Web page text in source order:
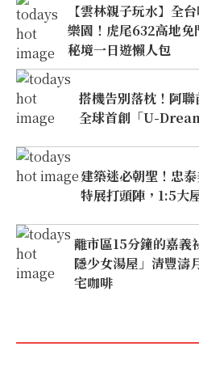
【雲林親子玩水】全
樂園！虎尾632高地
秘境一日遊懶人包
搭機告別落枕！阿聯
全球首創「U-
建築迷必朝聖！忠
特展打頭陣，1:5大
離市區15分鐘的嘉義
隱少女湯屋」清豐濤
宅咖啡